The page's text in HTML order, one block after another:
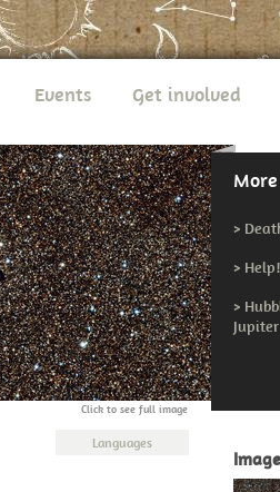
Events Get involved
Click to see full image
>
>
>
Jupiter
Languages